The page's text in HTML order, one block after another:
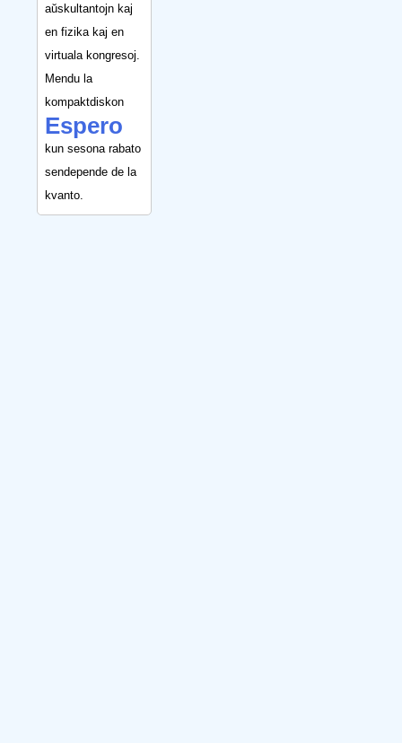
aŭskultantojn kaj
en fizika kaj en
virtuala kongresoj.
Mendu la
kompaktdiskon
Espero
kun sesona rabato
sendepende de la
kvanto.